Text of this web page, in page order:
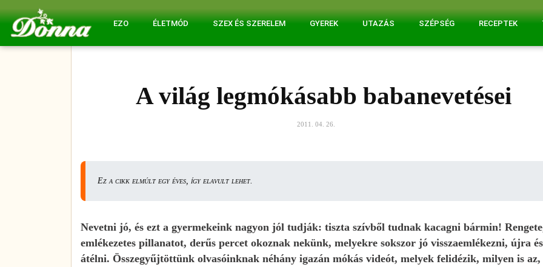
EZO ÉLETMÓD SZEX ÉS SZERELEM GYEREK UTAZÁS SZÉPSÉG RECEPTEK
A világ legmókásabb babanevetései
2011. 04. 26.
Ez a cikk elmúlt egy éves, így elavult lehet.
Nevetni jó, és ezt a gyermekeink nagyon jól tudják: tiszta szívből tudnak kacagni bármin!
emlékezetes pillanatot, derűs percet okoznak nekünk, melyekre sokszor jó visszaemlékezni, újra
átélni. Összegyűjtöttünk olvasóinknak néhány igazán mókás videót, melyek felidézik, milyen is az,